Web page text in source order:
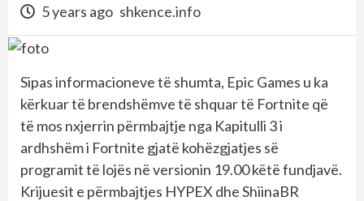
5 years ago shkence.info
Sipas informacioneve të shumta, Epic Games u ka
kërkuar të brendshëmve të shquar të Fortnite që
të mos nxjerrin përmbajtje nga Kapitulli 3 i
ardhshëm i Fortnite gjatë kohëzgjatjes së
programit të lojës në versionin 19.00 këtë fundjavë.
Krijuesit e përmbajtjes HYPEX dhe ShiinaBR